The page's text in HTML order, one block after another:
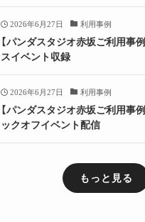
2026年6月27日 利用事例
【パンダスタジオ赤坂ご利用事
スイベント収録
2026年6月27日 利用事例
【パンダスタジオ赤坂ご利用事
ックオフイベント配信
もっと見る